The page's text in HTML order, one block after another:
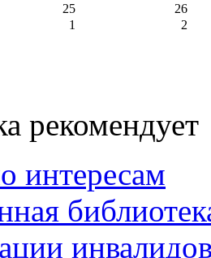
25
26
1 2
рекомендует
интересам